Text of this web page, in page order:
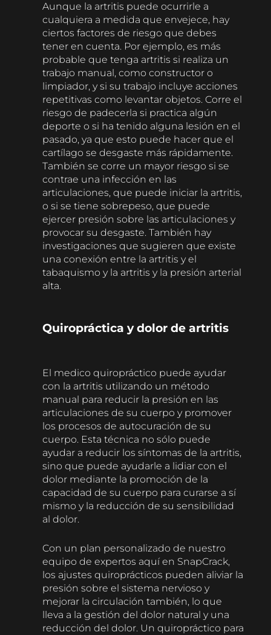
Aunque la artritis puede ocurrirle a
cualquiera a medida que envejece, hay
ciertos factores de riesgo que debes
tener en cuenta. Por ejemplo, es más
probable que tenga artritis si realiza un
trabajo manual, como constructor o
limpiador, y si su trabajo incluye acciones
repetitivas como levantar objetos. Corre el
riesgo de padecerla si practica algún
deporte o si ha tenido alguna lesión en el
pasado, ya que esto puede hacer que el
cartílago se desgaste más rápidamente.
También se corre un mayor riesgo si se
contrae una infección en las
articulaciones, que puede iniciar la artritis,
o si se tiene sobrepeso, que puede
ejercer presión sobre las articulaciones y
provocar su desgaste. También hay
investigaciones que sugieren que existe
una conexión entre la artritis y el
tabaquismo y la artritis y la presión arterial
alta.
Quiropráctica y dolor de artritis
El medico quiropráctico puede ayudar
con la artritis utilizando un método
manual para reducir la presión en las
articulaciones de su cuerpo y promover
los procesos de autocuración de su
cuerpo. Esta técnica no sólo puede
ayudar a reducir los síntomas de la artritis,
sino que puede ayudarle a lidiar con el
dolor mediante la promoción de la
capacidad de su cuerpo para curarse a sí
mismo y la reducción de su sensibilidad
al dolor.
Con un plan personalizado de nuestro
equipo de expertos aquí en SnapCrack,
los ajustes quiroprácticos pueden aliviar la
presión sobre el sistema nervioso y
mejorar la circulación también, lo que
lleva a la gestión del dolor natural y una
reducción del dolor. Un quiropráctico para